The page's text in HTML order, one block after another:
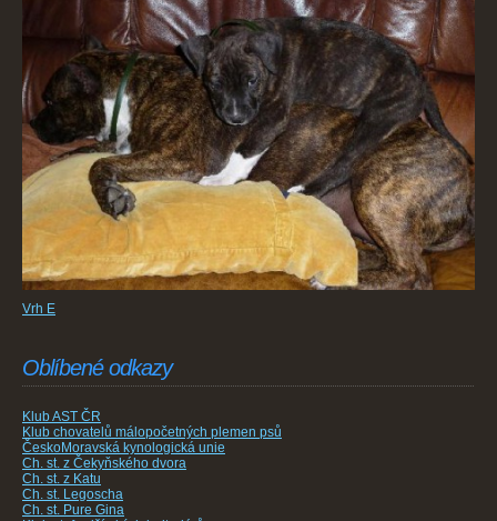
Vrh E
Oblíbené odkazy
Klub AST ČR
Klub chovatelů málopočetných plemen psů
ČeskoMoravská kynologická unie
Ch. st. z Čekyňského dvora
Ch. st. z Katu
Ch. st. Legoscha
Ch. st. Pure Gina